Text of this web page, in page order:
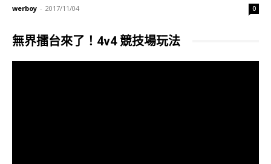
werboy - 2017/11/04 0
無界擂台來了！4v4 競技場玩法